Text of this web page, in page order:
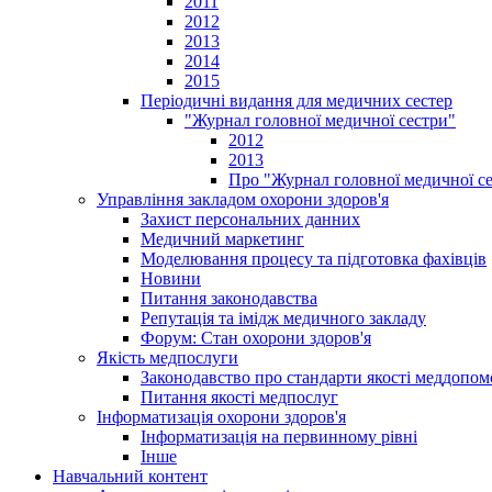
2012
2013
2014
2015
Періодичні видання для медичних сестер
"Журнал головної медичної сестри"
2012
2013
Про "Журнал головної медичної
Управління закладом охорони здоров'я
Захист персональних данних
Медичний маркетинг
Моделювання процесу та підготовка фахівців
Новини
Питання законодавства
Репутація та імідж медичного закладу
Форум: Стан охорони здоров'я
Якість медпослуги
Законодавство про стандарти якості
Питання якості медпослуг
Інформатизація охорони здоров'я
Інформатизація на первинному рівні
Інше
Навчальний контент